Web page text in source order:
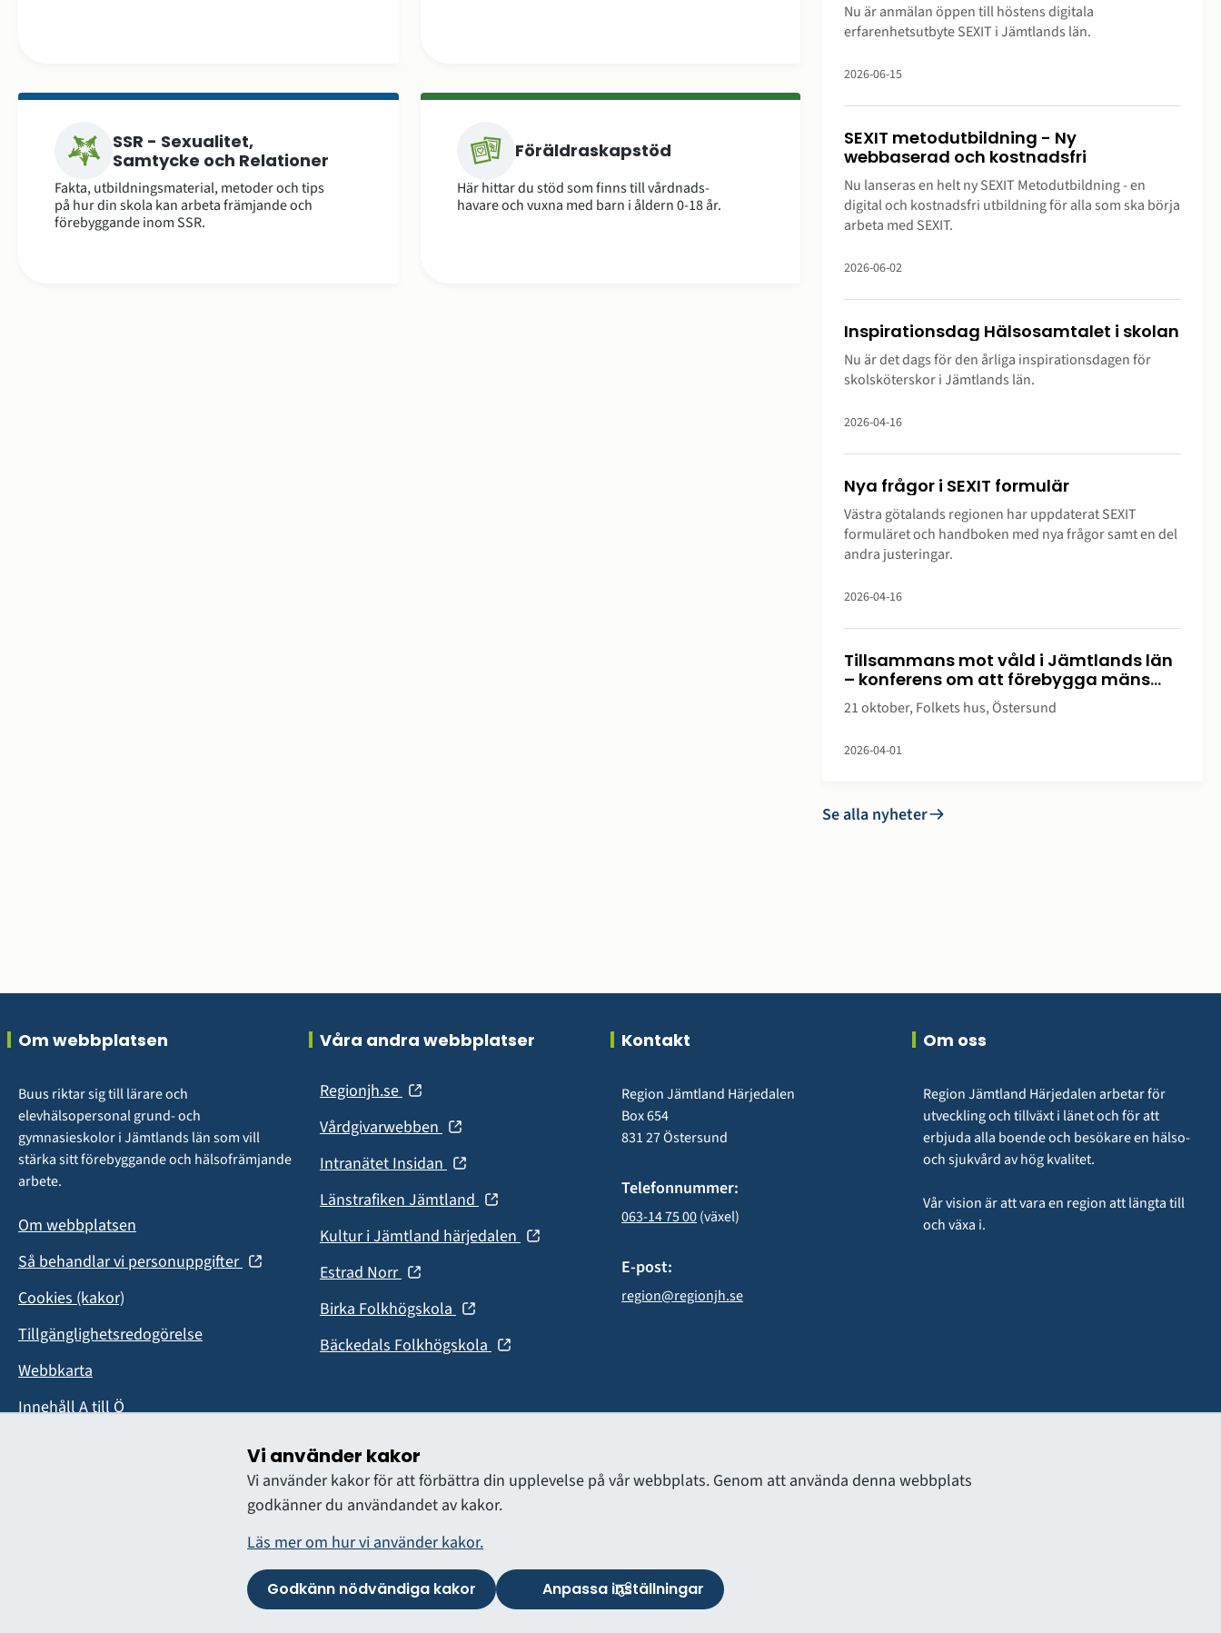
Vi använder kakor
Vi använder kakor för att förbättra din upplevelse på vår webbplats. Genom att använda denna webbplats
godkänner du användandet av kakor.
Läs mer om hur vi använder kakor.
Godkänn nödvändiga kakor Anpassa inställningar
SSR - Sexualitet,
Samtycke och Relationer
Fakta, utbildningsmaterial, metoder och tips
på hur din skola kan arbeta främjande och
förebyggande inom SSR.
Föräldraskapstöd
Här hittar du stöd som finns till vårdnads-
havare och vuxna med barn i åldern 0-18 år.
Nu är anmälan öppen till höstens digitala
erfarenhetsutbyte SEXIT i Jämtlands län.
2026-06-15
SEXIT metodutbildning - Ny
webbaserad och kostnadsfri
Nu lanseras en helt ny SEXIT Metodutbildning - en
digital och kostnadsfri utbildning för alla som ska börja
arbeta med SEXIT.
2026-06-02
Inspirationsdag Hälsosamtalet i skolan
Nu är det dags för den årliga inspirationsdagen för
skolsköterskor i Jämtlands län.
2026-04-16
Nya frågor i SEXIT formulär
Västra götalands regionen har uppdaterat SEXIT
formuläret och handboken med nya frågor samt en del
andra justeringar.
2026-04-16
Tillsammans mot våld i Jämtlands län
– konferens om att förebygga mäns
våld mot kvinnor
21 oktober, Folkets hus, Östersund
2026-04-01
Se alla nyheter
Sidfot
Om webbplatsen
Buus riktar sig till lärare och
elevhälsopersonal grund- och
gymnasieskolor i Jämtlands län som vill
stärka sitt förebyggande och hälsofrämjande
arbete.
Om webbplatsen
Så behandlar vi personuppgifter (öppnas
Cookies (kakor)
Tillgänglighetsredogörelse
Webbkarta
Innehåll A till Ö
Våra andra webbplatser
Regionjh.se (öppnas
nytt
fönster)
Vårdgivarwebben (öppnas
nytt
fönster)
Intranätet Insidan (öppnas
nytt
fönster)
Länstrafiken Jämtland (öppnas
nytt
Kultur i Jämtland härjedalen (öppnas
Estrad Norr (öppnas
nytt
fönster)
Birka Folkhögskola (öppnas
nytt
Bäckedals Folkhögskola (öppnas
fönster)
Kontakt
Region Jämtland Härjedalen
Box 654
831 27 Östersund
Telefonnummer:
063-14 75 00 (växel)
E-post:
region@regionjh.se
Om oss
Region Jämtland Härjedalen arbetar för
utveckling och tillväxt i länet och för att
erbjuda alla boende och besökare en hälso-
och sjukvård av hög kvalitet.
Vår vision är att vara en region att längta till
och växa i.